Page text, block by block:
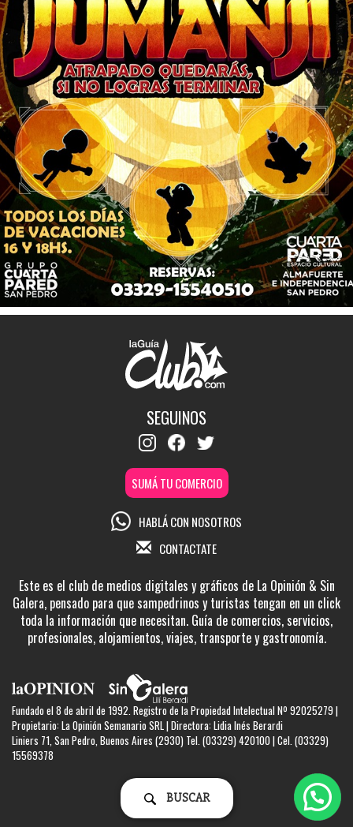
SEGUINOS
SUMÁ TU COMERCIO
HABLÁ CON NOSOTROS
CONTACTATE
Este es el club de medios digitales y gráficos de La Opinión & Sin
Galera, pensado para que sampedrinos y turistas tengan en un click
toda la información que necesitan. Guía de comercios, servicios,
profesionales, alojamientos, viajes, transporte y gastronomía.
Fundado el 8 de abril de 1992. Registro de la Propiedad Intelectual Nº 92025279 |
Propietario: La Opinión Semanario SRL | Directora: Lidia Inés Berardi
Liniers 71, San Pedro, Buenos Aires (2930) Tel. (03329) 420100 | Cel. (03329)
15569378
BUSCAR